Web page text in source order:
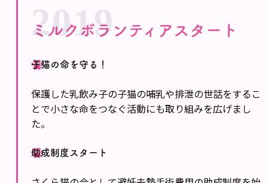
2019
ミルクボランティアスタート
子猫の命を守る！
保護した乳飲み子の子猫の哺乳や排泄の世話をするこ
とで小さな命をつなぐ活動にも取り組みを広げまし
た。
助成制度スタート